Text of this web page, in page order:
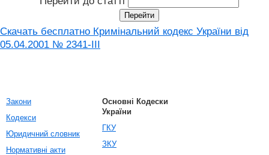
Скачать бесплатно Кримінальний кодекс України від
05.04.2001 № 2341-III
Закони
Кодекси
Юридичний словник
Нормативні акти
Основні Кодески
України
ГКУ
ЗКУ